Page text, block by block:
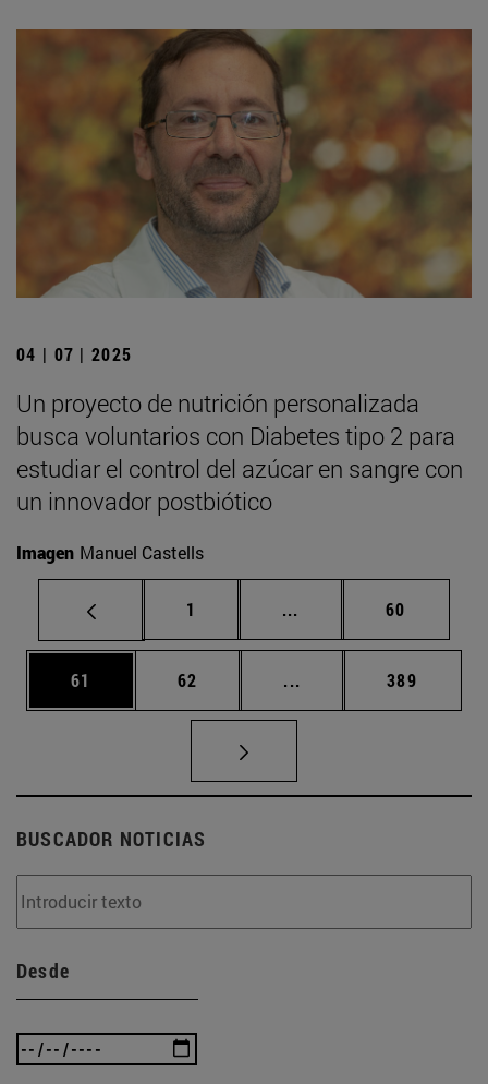
04 | 07 | 2025
Un proyecto de nutrición personalizada
busca voluntarios con Diabetes tipo 2 para
estudiar el control del azúcar en sangre con
un innovador postbiótico
Imagen Manuel Castells
Página
1 ... Páginas intermedias
Página
60
Página
61 Página
62 ... Páginas intermedias
Página
389
BUSCADOR NOTICIAS
Desde